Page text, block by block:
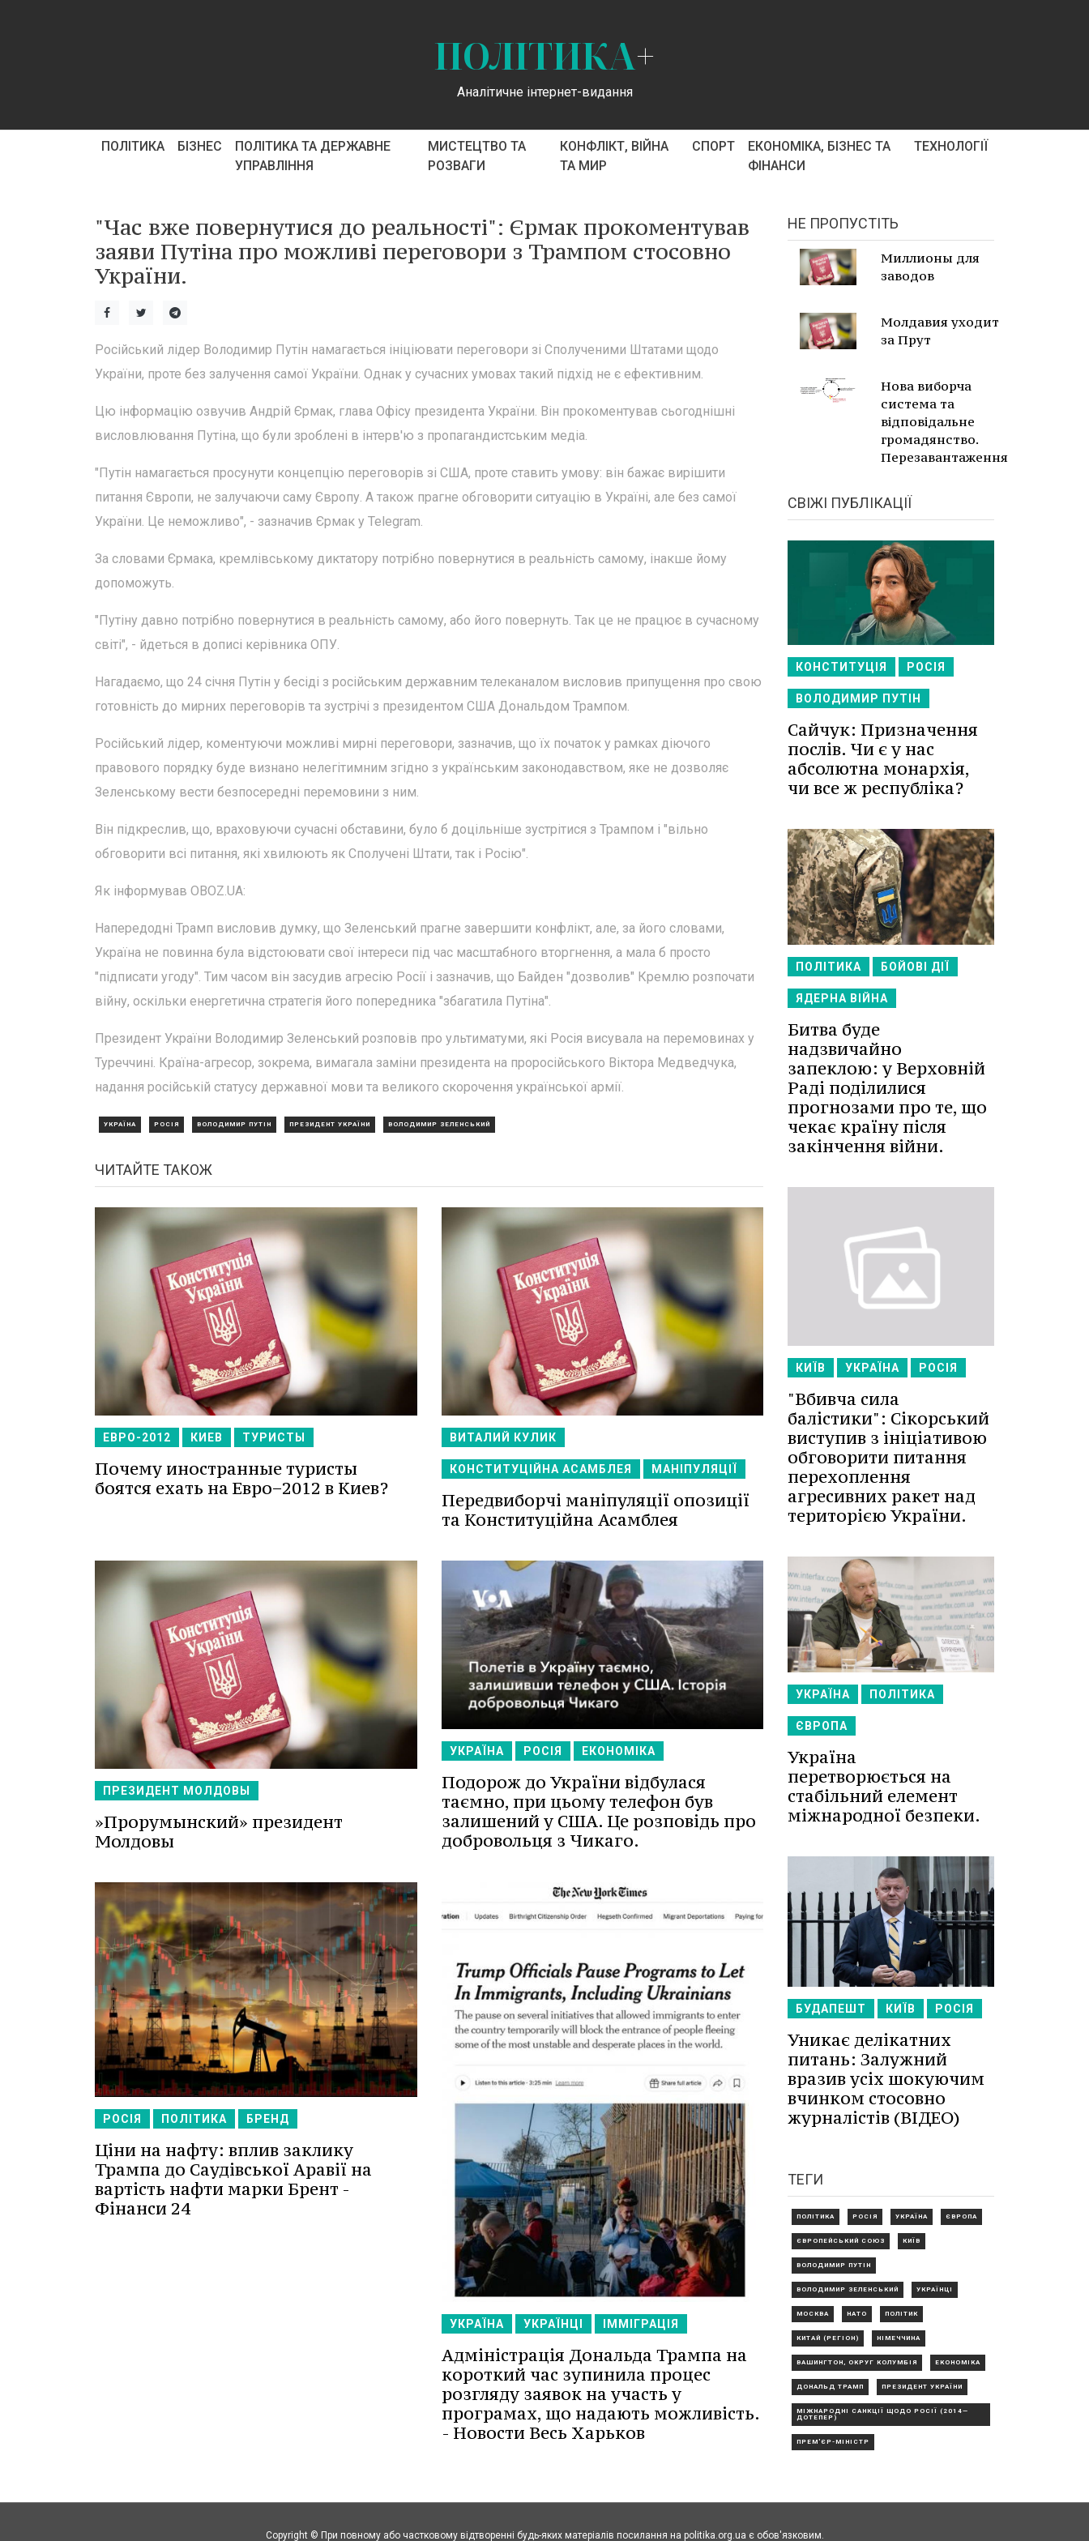
ПОЛІТИКА+
Аналітичне інтернет-видання
ПОЛІТИКА БІЗНЕС
ПОЛІТИКА ТА ДЕРЖАВНЕ
УПРАВЛІННЯ
МИСТЕЦТВО ТА
РОЗВАГИ
КОНФЛІКТ, ВІЙНА
ТА МИР
СПОРТ
ЕКОНОМІКА, БІЗНЕС ТА
ФІНАНСИ
ТЕХНОЛОГІЇ
"Час вже повернутися до реальності": Єрмак прокоментував
заяви Путіна про можливі переговори з Трампом стосовно
України.
Російський лідер Володимир Путін намагається ініціювати переговори зі Сполученими Штатами щодо
України, проте без залучення самої України. Однак у сучасних умовах такий підхід не є ефективним.
Цю інформацію озвучив Андрій Єрмак, глава Офісу президента України. Він прокоментував сьогоднішні
висловлювання Путіна, що були зроблені в інтерв'ю з пропагандистським медіа.
"Путін намагається просунути концепцію переговорів зі США, проте ставить умову: він бажає вирішити
питання Європи, не залучаючи саму Європу. А також прагне обговорити ситуацію в Україні, але без самої
України. Це неможливо", - зазначив Єрмак у Telegram.
За словами Єрмака, кремлівському диктатору потрібно повернутися в реальність самому, інакше йому
допоможуть.
"Путіну давно потрібно повернутися в реальність самому, або його повернуть. Так це не працює в сучасному
світі", - йдеться в дописі керівника ОПУ.
Нагадаємо, що 24 січня Путін у бесіді з російським державним телеканалом висловив припущення про свою
готовність до мирних переговорів та зустрічі з президентом США Дональдом Трампом.
Російський лідер, коментуючи можливі мирні переговори, зазначив, що їх початок у рамках діючого
правового порядку буде визнано нелегітимним згідно з українським законодавством, яке не дозволяє
Зеленському вести безпосередні перемовини з ним.
Він підкреслив, що, враховуючи сучасні обставини, було б доцільніше зустрітися з Трампом і "вільно
обговорити всі питання, які хвилюють як Сполучені Штати, так і Росію".
Як інформував OBOZ.UA:
Напередодні Трамп висловив думку, що Зеленський прагне завершити конфлікт, але, за його словами,
Україна не повинна була відстоювати свої інтереси під час масштабного вторгнення, а мала б просто
"підписати угоду". Тим часом він засудив агресію Росії і зазначив, що Байден "дозволив" Кремлю розпочати
війну, оскільки енергетична стратегія його попередника "збагатила Путіна".
Президент України Володимир Зеленський розповів про ультиматуми, які Росія висувала на перемовинах у
Туреччині. Країна-агресор, зокрема, вимагала заміни президента на проросійського Віктора Медведчука,
надання російській статусу державної мови та великого скорочення української армії.
УКРАЇНА РОСІЯ ВОЛОДИМИР ПУТІН ПРЕЗИДЕНТ УКРАЇНИ ВОЛОДИМИР ЗЕЛЕНСЬКИЙ
ЧИТАЙТЕ ТАКОЖ
ЕВРО-2012 КИЕВ ТУРИСТЫ
Почему иностранные туристы
боятся ехать на Евро−2012 в Киев?
ВИТАЛИЙ КУЛИК
КОНСТИТУЦІЙНА АСАМБЛЕЯ МАНІПУЛЯЦІЇ
Передвиборчі маніпуляції опозиції
та Конституційна Асамблея
ПРЕЗИДЕНТ МОЛДОВЫ
»Прорумынский» президент
Молдовы
УКРАЇНА РОСІЯ ЕКОНОМІКА
Подорож до України відбулася
таємно, при цьому телефон був
залишений у США. Це розповідь про
добровольця з Чикаго.
РОСІЯ ПОЛІТИКА БРЕНД
Ціни на нафту: вплив заклику
Трампа до Саудівської Аравії на
вартість нафти марки Брент -
Фінанси 24
УКРАЇНА УКРАЇНЦІ ІММІГРАЦІЯ
Адміністрація Дональда Трампа на
короткий час зупинила процес
розгляду заявок на участь у
програмах, що надають можливість.
- Новости Весь Харьков
НЕ ПРОПУСТІТЬ
Миллионы для
заводов
Молдавия уходит
за Прут
Нова виборча
система та
відповідальне
громадянство.
Перезавантаження
СВІЖІ ПУБЛІКАЦІЇ
КОНСТИТУЦІЯ РОСІЯ
ВОЛОДИМИР ПУТІН
Сайчук: Призначення
послів. Чи є у нас
абсолютна монархія,
чи все ж республіка?
ПОЛІТИКА БОЙОВІ ДІЇ
ЯДЕРНА ВІЙНА
Битва буде
надзвичайно
запеклою: у Верховній
Раді поділилися
прогнозами про те, що
чекає країну після
закінчення війни.
КИЇВ УКРАЇНА РОСІЯ
"Вбивча сила
балістики": Сікорський
виступив з ініціативою
обговорити питання
перехоплення
агресивних ракет над
територією України.
УКРАЇНА ПОЛІТИКА
ЄВРОПА
Україна
перетворюється на
стабільний елемент
міжнародної безпеки.
БУДАПЕШТ КИЇВ РОСІЯ
Уникає делікатних
питань: Залужний
вразив усіх шокуючим
вчинком стосовно
журналістів (ВІДЕО)
ТЕГИ
ПОЛІТИКА РОСІЯ УКРАЇНА ЄВРОПА
ЄВРОПЕЙСЬКИЙ СОЮЗ КИЇВ
ВОЛОДИМИР ПУТІН
ВОЛОДИМИР ЗЕЛЕНСЬКИЙ УКРАЇНЦІ
МОСКВА НАТО ПОЛІТИК
КИТАЙ (РЕГІОН) НІМЕЧЧИНА
ВАШИНГТОН, ОКРУГ КОЛУМБІЯ ЕКОНОМІКА
ДОНАЛЬД ТРАМП ПРЕЗИДЕНТ УКРАЇНИ
МІЖНАРОДНІ САНКЦІЇ ЩОДО РОСІЇ (2014—
ДОТЕПЕР)
ПРЕМ'ЄР-МІНІСТР
Copyright © При повному або частковому відтворенні будь-яких матеріалів посилання на politika.org.ua є обов'язковим.